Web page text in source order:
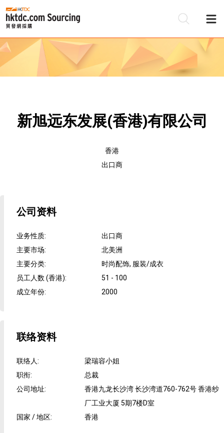
新旭远东发展(香港)有限公司
香港
出口商
公司资料
业务性质:
出口商
主要市场:
北美洲
主要分类:
时尚配饰, 服装/成衣
员工人数 (香港):
51 - 100
成立年份: 2000
联络资料
联络人:
梁瑞容小姐
职衔:
总裁
公司地址:
香港九龙长沙湾 长沙湾道760-762号 香港纱
厂工业大厦 5期7楼D室
国家 / 地区: 香港